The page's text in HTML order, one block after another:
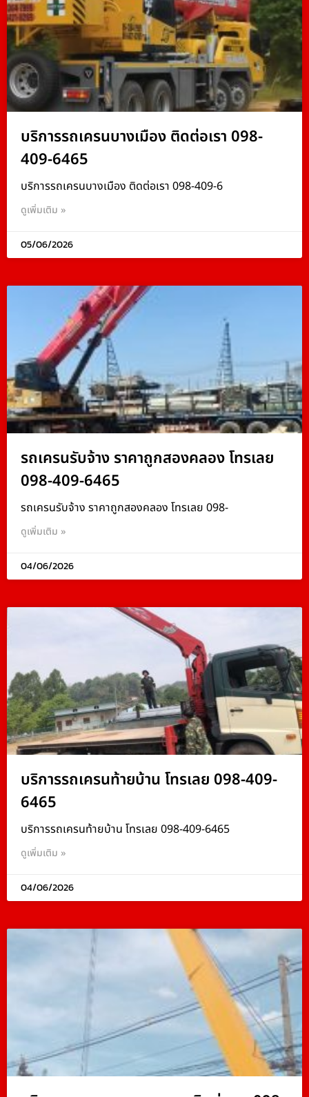
บริการรถเครนบางเมือง ติดต่อเรา 098-
409-6465
บริการรถเครนบางเมือง ติดต่อเรา 098-409-6
ดูเพิ่มเติม »
05/06/2026
รถเครนรับจ้าง ราคาถูกสองคลอง โทรเลย
098-409-6465
รถเครนรับจ้าง ราคาถูกสองคลอง โทรเลย 098-
ดูเพิ่มเติม »
04/06/2026
บริการรถเครนท้ายบ้าน โทรเลย 098-409-
6465
บริการรถเครนท้ายบ้าน โทรเลย 098-409-6465
ดูเพิ่มเติม »
04/06/2026